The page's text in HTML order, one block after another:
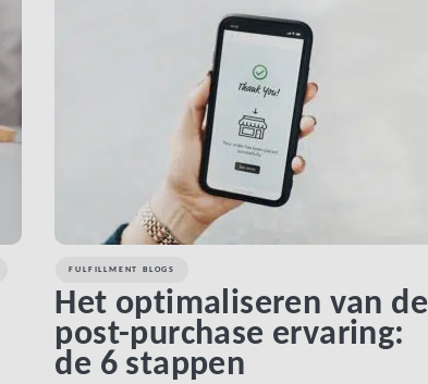
FULFILLMENT BLOGS
Het optimaliseren van de
post-purchase ervaring:
de 6 stappen